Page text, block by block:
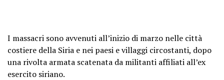
I massacri sono avvenuti all’inizio di marzo nelle città
costiere della Siria e nei paesi e villaggi circostanti, dopo
una rivolta armata scatenata da militanti affiliati all’ex
esercito siriano.